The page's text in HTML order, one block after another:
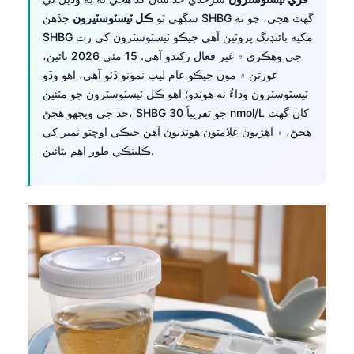
سگهي ٿو ڪل ٽيسٽوسٽيرون جڏهن SHBG گهٽ هجي، ڇو ته
SHBG مکيه بائنڊنگ پروٽين آهي جيڪو ٽيسٽوسٽرون کي رت
جي وهڪري ۾ غير فعال رکندو آهي. 15 مئي 2026 تائين،
عورتن ۾ مون جيڪو عام ليب نمونو ڏٺو آهي، اهو وڏو
ٽيسٽوسٽرون وڌاءُ نه هوندو؛ اهو ڪل ٽيسٽوسٽرون جو مٿئين
حد جي ويجهو هجڻ، SHBG جو تقريباً 30 nmol/L کان گهٽ
هجڻ، ۽ اهڙيون علامتون هونديون آهن جيڪي اوچتو نمبر کي
ڪلينڪي طور اهم بڻائين.